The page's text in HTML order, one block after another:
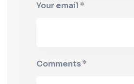
Your email *
Comments *